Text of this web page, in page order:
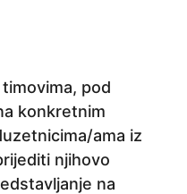
pod
konkretnim
ama iz
njihovo
na